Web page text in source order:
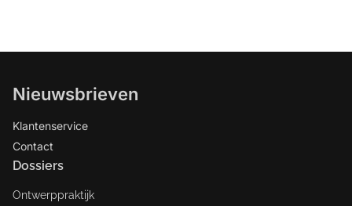
Nieuwsbrieven
Klantenservice
Contact
Dossiers
Ontwerppraktijk